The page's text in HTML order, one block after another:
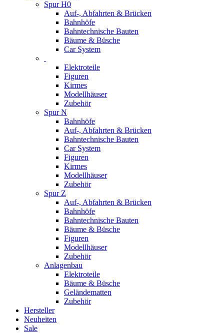
Spur H0
Auf-, Abfahrten & Brücken
Bahnhöfe
Bahntechnische Bauten
Bäume & Büsche
Car System
Elektroteile
Figuren
Kirmes
Modellhäuser
Zubehör
Spur N
Bahnhöfe
Auf-, Abfahrten & Brücken
Bahntechnische Bauten
Car System
Figuren
Kirmes
Modellhäuser
Zubehör
Spur Z
Auf-, Abfahrten & Brücken
Bahnhöfe
Bahntechnische Bauten
Bäume & Büsche
Figuren
Modellhäuser
Zubehör
Anlagenbau
Elektroteile
Bäume & Büsche
Geländematten
Zubehör
Hersteller
Neuheiten
Sale